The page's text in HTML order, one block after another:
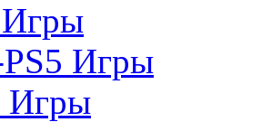
PS5 Игры
Игры